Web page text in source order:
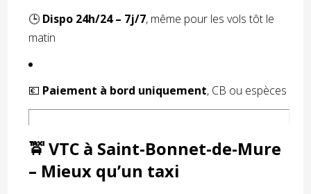
🕒 Dispo 24h/24 – 7j/7, même pour les vols tôt le
matin
💶 Paiement à bord uniquement, CB ou espèces
🚖 VTC à Saint-Bonnet-de-Mure
– Mieux qu’un taxi